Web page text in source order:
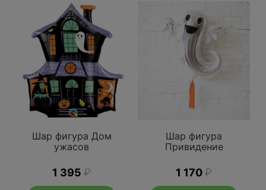
Шар фигура Дом
ужасов
1 395 ₽
Шар фигура
Привидение
1 170 ₽